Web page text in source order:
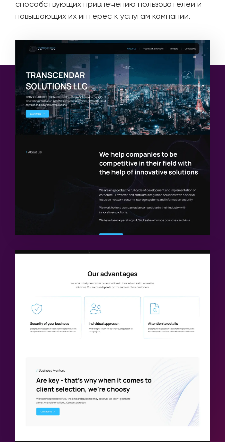
способствующих привлечению пользователей и
повышающих их интерес к услугам компании.